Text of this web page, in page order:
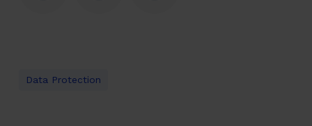
Data Protection